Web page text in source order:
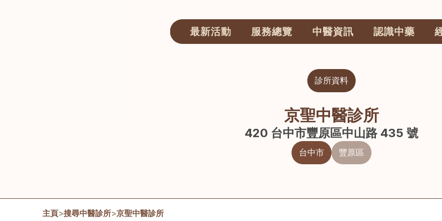
最新活動 服務總覽 中醫資訊 認識中藥
診所資料
京聖中醫診所
420 台中市豐原區中山路 435 號
台中市 豐原區
主頁>搜尋中醫診所>京聖中醫診所